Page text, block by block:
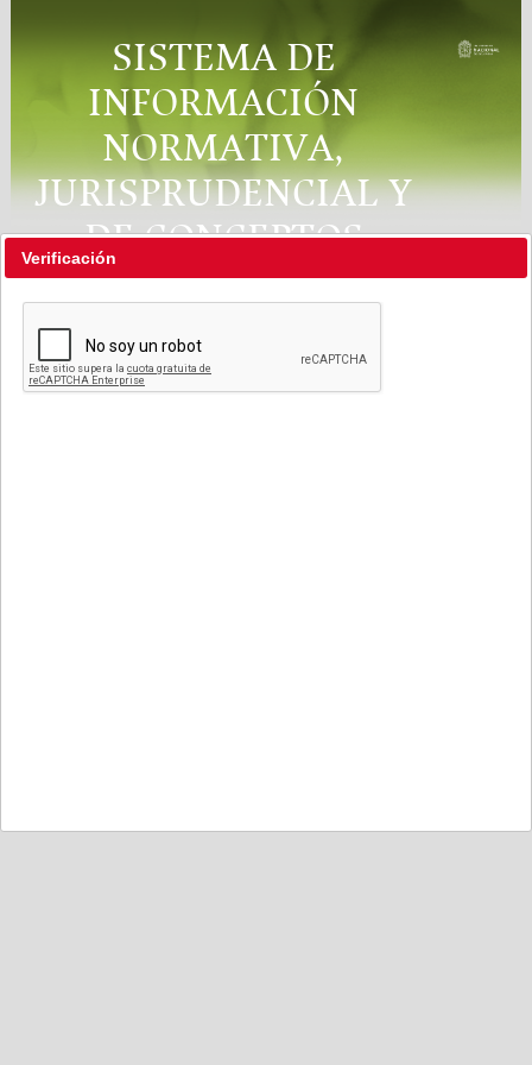
SISTEMA DE
INFORMACIÓN
NORMATIVA,
JURISPRUDENCIAL Y
DE CONCEPTOS
"RÉGIMEN LEGAL"
Verificación